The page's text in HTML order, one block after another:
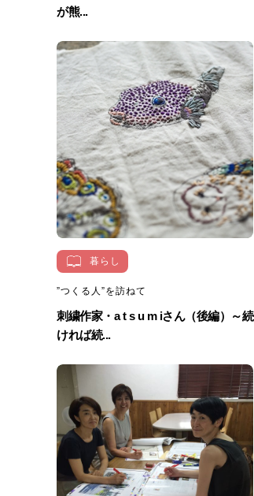
が熊...
暮らし
”つくる人”を訪ねて
刺繍作家・a t s u m iさん（後編）～続
ければ続...